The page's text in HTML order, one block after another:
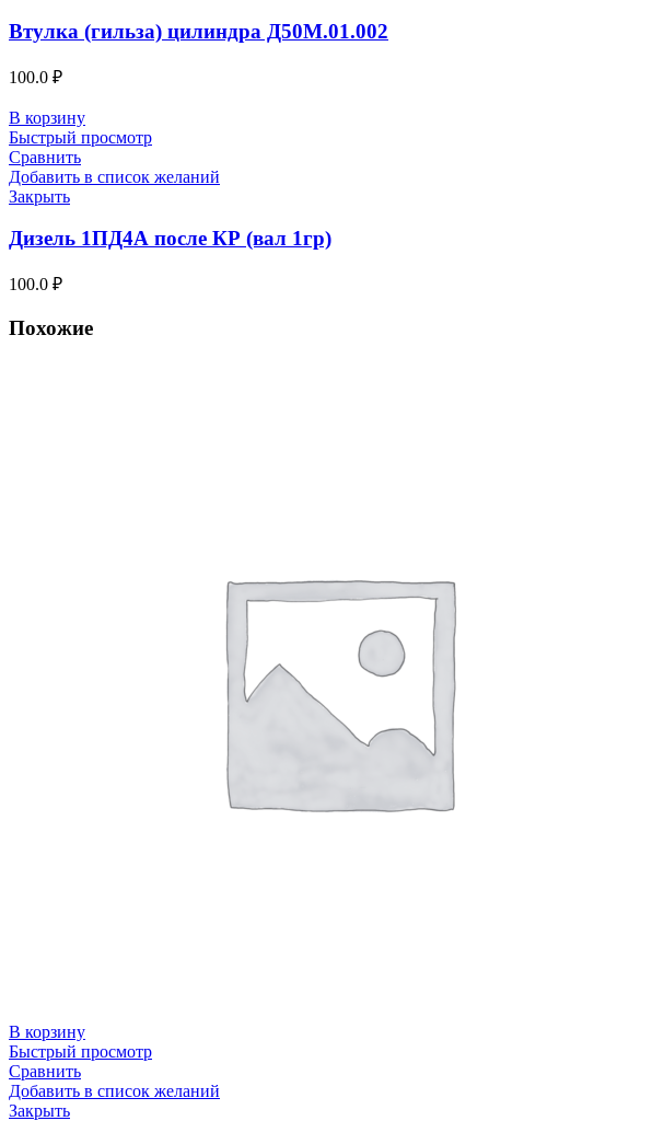
Втулка (гильза) цилиндра Д50М.01.002
100.0 ₽
В корзину
Быстрый просмотр
Сравнить
Добавить в список желаний
Закрыть
Дизель 1ПД4А после КР (вал 1гр)
100.0 ₽
Похожие
В корзину
Быстрый просмотр
Сравнить
Добавить в список желаний
Закрыть